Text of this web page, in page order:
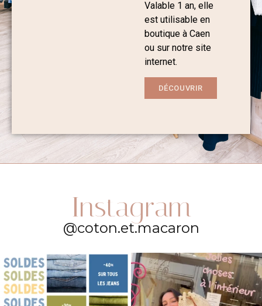
Valable 1 an, elle
est utilisable en
boutique à Caen
ou sur notre site
internet.
DÉCOUVRIR
Instagram
@coton.et.macaron